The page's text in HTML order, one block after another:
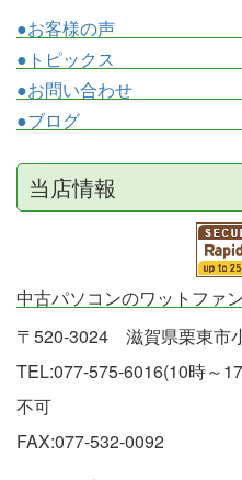
●お客様の声
●トピックス
●お問い合わせ
●ブログ
当店情報
中古パソコンのワットファン
〒520-3024 滋賀県栗東
TEL:077-575-6016(10時～
不可
FAX:077-532-0092